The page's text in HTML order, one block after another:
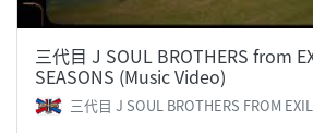
三代目 J SOUL BROTHERS from
SEASONS (Music Video)
三代目 J SOUL BROTHERS FROM